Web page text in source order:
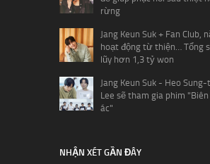
rừng
Jang Keun Suk + Fan Club,
hoạt động từ thiện… Tổng
lũy hơn 1,3 tỷ won
Jang Keun Suk - Heo
Lee sẽ tham gia phim
ác"
NHẬN XÉT GẦN ĐÂY